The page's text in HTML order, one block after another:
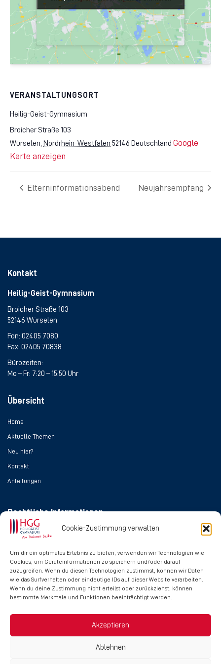
Cookie-Zustimmung verwalten
Um dir ein optimales Erlebnis zu bieten, verwenden wir Technologien wie
Cookies, um Geräteinformationen zu speichern und/oder darauf
zuzugreifen. Wenn du diesen Technologien zustimmst, können wir Daten
wie das Surfverhalten oder eindeutige IDs auf dieser Website verarbeiten.
Wenn du deine Zustimmung nicht erteilst oder zurückziehst, können
bestimmte Merkmale und Funktionen beeinträchtigt werden.
Akzeptieren
Ablehnen
VERANSTALTUNGSORT
Heilig-Geist-Gymnasium
Broicher Straße 103
Würselen, Nordrhein-Westfalen 52146 Deutschland Google
Karte anzeigen
Elterninformationsabend Neujahrsempfang
Kontakt
Heilig-Geist-Gymnasium
Broicher Straße 103
52146 Würselen
Fon: 02405 7080
Fax: 02405 70838
Bürozeiten:
Mo – Fr: 7:20 – 15:50 Uhr
Übersicht
Home
Aktuelle Themen
Neu hier?
Kontakt
Anleitungen
Rechtliche Informationen
Impressum
Cookie-Richtlinie
Social Media